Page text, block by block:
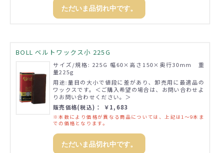
ただいま品切れ中です。
BOLL ベルトワックス小 225G
サイズ/規格: 225G 幅60×高さ150×奥行30mm 重
量225g
用途:量目の大小で値段に差があり、卸売用に最適品の
ワックスです。＜ご購入希望の場合は、お問い合わせよ
りお問い合わせください。＞
販売価格(税込)： ￥1,683
※本数により価格が異なる商品については、上記は1～9本ま
での価格となります。
ただいま品切れ中です。